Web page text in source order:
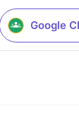
Google